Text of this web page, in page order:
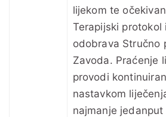
lijekom te
Terapijski
odobrava Stručno
Zavoda. Praćenje
provodi
nastavkom
najmanje